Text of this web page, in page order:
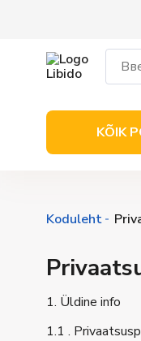
KÕIK
Koduleht
1. Üldine info
1.1 .